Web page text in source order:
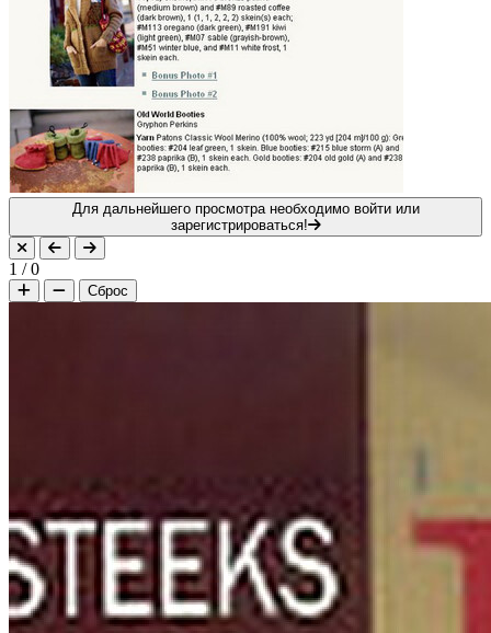
Для дальнейшего просмотра необходимо войти или
зарегистрироваться!
1 /0
Сброс